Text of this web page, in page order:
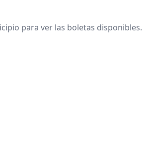
para ver las boletas disponibles.